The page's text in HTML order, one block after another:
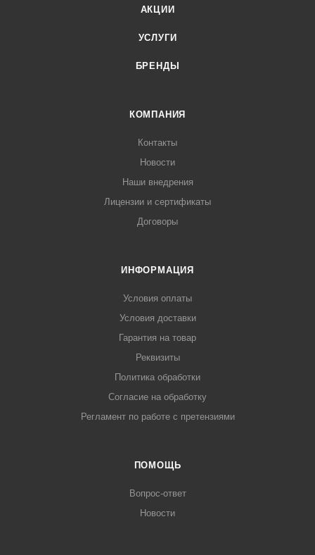
АКЦИИ
УСЛУГИ
БРЕНДЫ
КОМПАНИЯ
Контакты
Новости
Наши внедрения
Лицензии и сертификаты
Договоры
ИНФОРМАЦИЯ
Условия оплаты
Условия доставки
Гарантия на товар
Реквизиты
Политика обработки
Согласие на обработку
Регламент по работе с претензиями
ПОМОЩЬ
Вопрос-ответ
Новости